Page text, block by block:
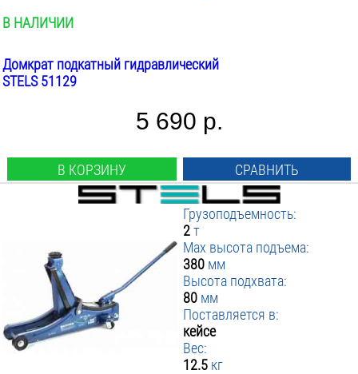
В НАЛИЧИИ
Домкрат подкатный гидравлический
STELS 51129
5 690 р.
В КОРЗИНУ СРАВНИТЬ
Грузоподъемность:
2т
Max высота подъема:
380 мм
Высота подхвата:
80 мм
Поставляется в:
кейсе
Вес:
12.5 кг